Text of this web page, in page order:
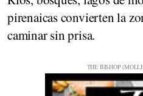
pirenaicas convierten la
caminar sin prisa.